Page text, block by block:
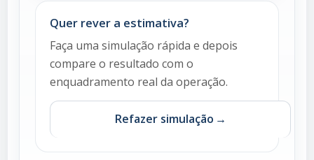
Quer rever a estimativa?
Faça uma simulação rápida e depois
compare o resultado com o
enquadramento real da operação.
Refazer simulação